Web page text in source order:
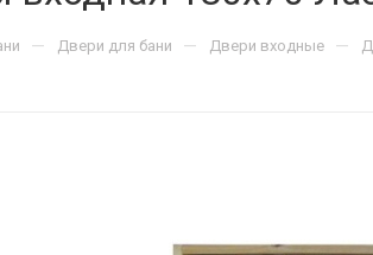
— Двери для бани — Двери входные —